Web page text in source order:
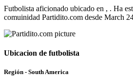
Futbolista aficionado ubicado en , . Ha
comuinidad Partidito.com desde March
Ubicacion de futbolista
Región - South America